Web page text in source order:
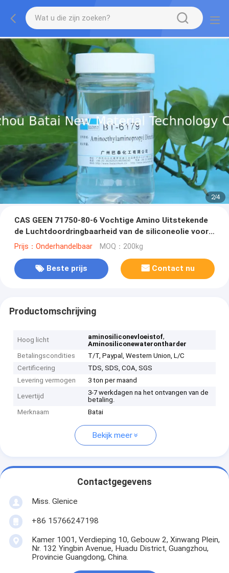
2/4
CAS GEEN 71750-80-6 Vochtige Amino Uitstekende
de Luchtdoordringbaarheid van de siliconeolie voor
haarverzorging
Prijs：Onderhandelbaar MOQ：200kg
Beste prijs Contact nu
Productomschrijving
Hoog licht aminosiliconevloeistof,
Aminosiliconewaterontharder
Betalingscondities
T/T, Paypal, Western Union, L/C
Certificering
TDS, SDS, COA, SGS
Levering vermogen
3 ton per maand
Levertijd
3-7 werkdagen na het ontvangen van de
betaling.
Merknaam
Batai
Bekijk meer
Contactgegevens
Miss. Glenice
+86 15766247198
Kamer 1001, Verdieping 10, Gebouw 2, Xinwang Plein,
Nr. 132 Yingbin Avenue, Huadu District, Guangzhou,
Provincie Guangdong, China.